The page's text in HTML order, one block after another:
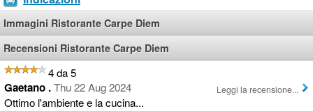
Immagini Ristorante Carpe Diem
Recensioni Ristorante Carpe Diem
4 da 5
Gaetano .Thu 22 Aug 2024
Ottimo l'ambiente e la cucina...
Leggi la recensione...